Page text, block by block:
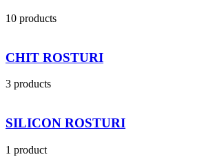
10 products
CHIT ROSTURI
3 products
SILICON ROSTURI
1 product